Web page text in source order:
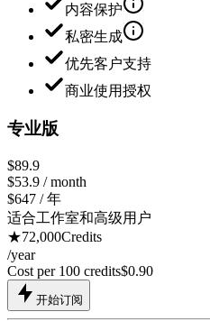
内容保护
私密生成
优先客户支持
商业使用授权
专业版
$89.9
$53.9 / month
$647 / 年
适合工作室和高级用户
★72,000Credits
/year
Cost per 100 credits$0.90
开始订阅